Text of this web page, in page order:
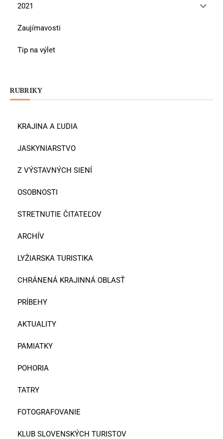
2021
Zaujímavosti
Tip na výlet
RUBRIKY
KRAJINA A ĽUDIA
JASKYNIARSTVO
Z VÝSTAVNÝCH SIENÍ
OSOBNOSTI
STRETNUTIE ČITATEĽOV
ARCHÍV
LYŽIARSKA TURISTIKA
CHRÁNENÁ KRAJINNÁ OBLASŤ
PRÍBEHY
AKTUALITY
PAMIATKY
POHORIA
TATRY
FOTOGRAFOVANIE
KLUB SLOVENSKÝCH TURISTOV